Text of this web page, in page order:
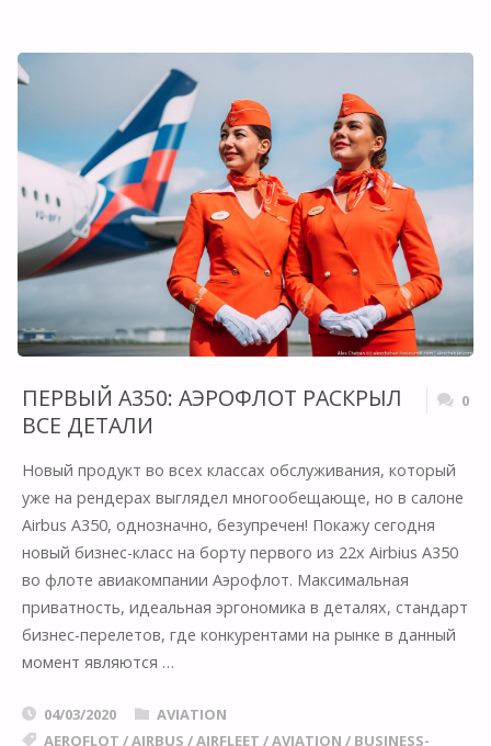
ПОСЛЕ
ПАНДЕМИИ"
ПЕРВЫЙ A350: АЭРОФЛОТ РАСКРЫЛ
ВСЕ ДЕТАЛИ
0
Новый продукт во всех классах обслуживания, который
уже на рендерах выглядел многообещающе, но в салоне
Airbus A350, однозначно, безупречен! Покажу сегодня
новый бизнес-класс на борту первого из 22х Airbius A350
во флоте авиакомпании Аэрофлот. Максимальная
приватность, идеальная эргономика в деталях, стандарт
бизнес-перелетов, где конкурентами на рынке в данный
момент являются …
04/03/2020
AVIATION
AEROFLOT /AIRBUS /AIRFLEET /AVIATION / BUSINESS-